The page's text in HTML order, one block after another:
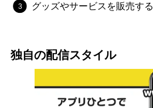
グッズやサービスを販売する
独自の配信スタイル